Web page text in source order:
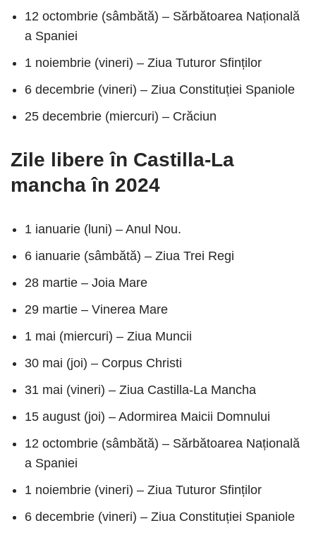
12 octombrie (sâmbătă) – Sărbătoarea Națională
a Spaniei
1 noiembrie (vineri) – Ziua Tuturor Sfinților
6 decembrie (vineri) – Ziua Constituției Spaniole
25 decembrie (miercuri) – Crăciun
Zile libere în Castilla-La
mancha în 2024
1 ianuarie (luni) – Anul Nou.
6 ianuarie (sâmbătă) – Ziua Trei Regi
28 martie – Joia Mare
29 martie – Vinerea Mare
1 mai (miercuri) – Ziua Muncii
30 mai (joi) – Corpus Christi
31 mai (vineri) – Ziua Castilla-La Mancha
15 august (joi) – Adormirea Maicii Domnului
12 octombrie (sâmbătă) – Sărbătoarea Națională
a Spaniei
1 noiembrie (vineri) – Ziua Tuturor Sfinților
6 decembrie (vineri) – Ziua Constituției Spaniole